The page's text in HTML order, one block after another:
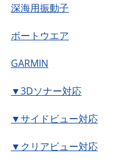
深海用振動子
ボートウエア
GARMIN
▼3Dソナー対応
▼サイドビュー対応
▼クリアビュー対応